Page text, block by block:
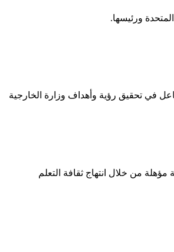
ورئيسها.
في تحقيق رؤية وأهداف وزارة الخارجية
مؤهلة من خلال انتهاج ثقافة التعلم